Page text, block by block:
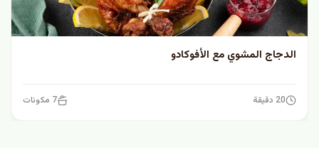
الدجاج المشوي مع الأفوكادو
20 دقيقة 7 مكونات